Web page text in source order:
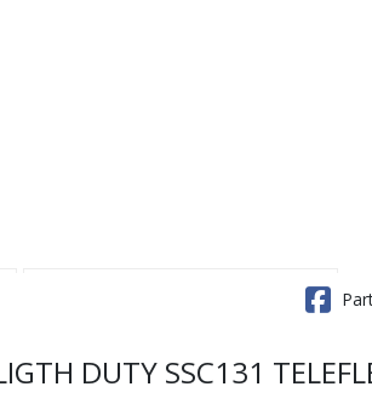
DUTY SSC131